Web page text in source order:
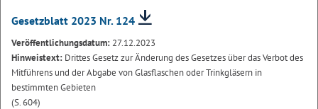
Gesetzblatt 2023 Nr. 124
Veröffentlichungsdatum: 27.12.2023
Hinweistext: Drittes Gesetz zur Änderung des Gesetzes über das Verbot des
Mitführens und der Abgabe von Glasflaschen oder Trinkgläsern in
bestimmten Gebieten
(S. 604)